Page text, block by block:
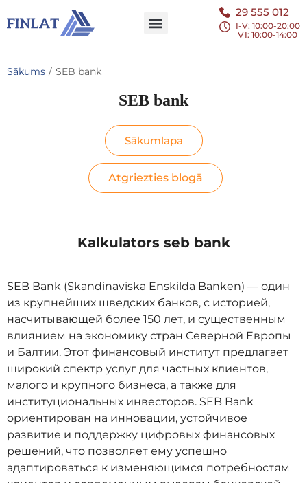
29 555 012
I-V: 10:00-20:00
VI: 10:00-14:00
Sākums / SEB bank
SEB bank
Sākumlapa
Atgriezties blogā
Kalkulators seb bank
SEB Bank (Skandinaviska Enskilda Banken) — один
из крупнейших шведских банков, с историей,
насчитывающей более 150 лет, и существенным
влиянием на экономику стран Северной Европы
и Балтии. Этот финансовый институт предлагает
широкий спектр услуг для частных клиентов,
малого и крупного бизнеса, а также для
институциональных инвесторов. SEB Bank
ориентирован на инновации, устойчивое
развитие и поддержку цифровых финансовых
решений, что позволяет ему успешно
адаптироваться к изменяющимся потребностям